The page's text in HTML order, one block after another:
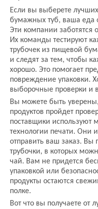
Если вы выберете
бумажных туб, ваша еда
Эти компании заботятся о
Их команды тестируют
трубочек из пищевой
и следят за тем, чтобы
хорошо. Это помогает
повреждение упаковки.
выборочные проверки и
Вы можете быть
продуктов пройдет
поставщики
технологии печати. Они
отправить ваш заказ.
трубочки, в которых
чай. Вам не придется
упаковкой или
продукты остаются
полке.
Вот что вы получаете от